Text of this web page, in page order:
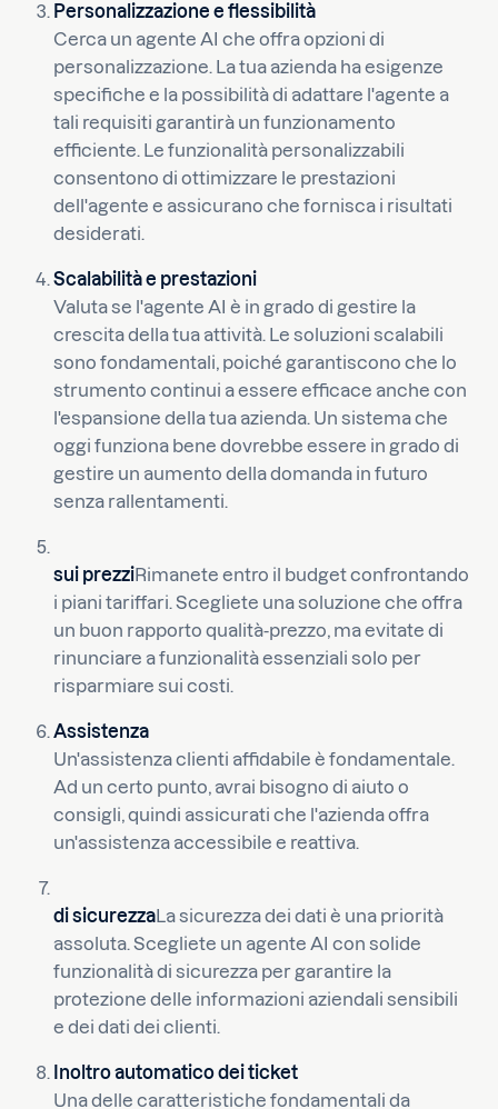
Personalizzazione e flessibilità
Cerca un agente AI che offra opzioni di
personalizzazione. La tua azienda ha esigenze
specifiche e la possibilità di adattare l'agente a
tali requisiti garantirà un funzionamento
efficiente. Le funzionalità personalizzabili
consentono di ottimizzare le prestazioni
dell'agente e assicurano che fornisca i risultati
desiderati.
Scalabilità e prestazioni
Valuta se l'agente AI è in grado di gestire la
crescita della tua attività. Le soluzioni scalabili
sono fondamentali, poiché garantiscono che lo
strumento continui a essere efficace anche con
l'espansione della tua azienda. Un sistema che
oggi funziona bene dovrebbe essere in grado di
gestire un aumento della domanda in futuro
senza rallentamenti.
sui prezziRimanete entro il budget confrontando
i piani tariffari. Scegliete una soluzione che offra
un buon rapporto qualità-prezzo, ma evitate di
rinunciare a funzionalità essenziali solo per
risparmiare sui costi.
Assistenza
Un'assistenza clienti affidabile è fondamentale.
Ad un certo punto, avrai bisogno di aiuto o
consigli, quindi assicurati che l'azienda offra
un'assistenza accessibile e reattiva.
di sicurezzaLa sicurezza dei dati è una priorità
assoluta. Scegliete un agente AI con solide
funzionalità di sicurezza per garantire la
protezione delle informazioni aziendali sensibili
e dei dati dei clienti.
Inoltro automatico dei ticket
Una delle caratteristiche fondamentali da